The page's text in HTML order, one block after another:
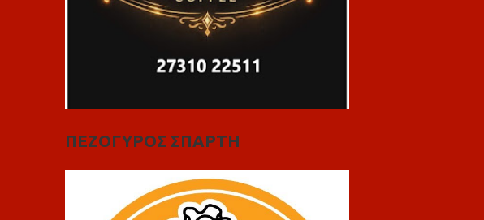
ΠΕΖΟΓΥΡΟΣ ΣΠΑΡΤΗ